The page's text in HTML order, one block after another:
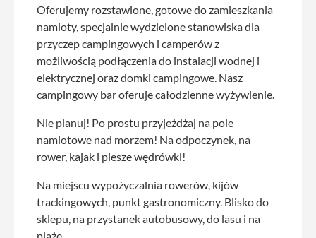
Oferujemy rozstawione, gotowe do zamieszkania
namioty, specjalnie wydzielone stanowiska dla
przyczep campingowych i camperów z
możliwością podłączenia do instalacji wodnej i
elektrycznej oraz domki campingowe. Nasz
campingowy bar oferuje całodzienne wyżywienie.
Nie planuj! Po prostu przyjeżdżaj na pole
namiotowe nad morzem! Na odpoczynek, na
rower, kajak i piesze wędrówki!
Na miejscu wypożyczalnia rowerów, kijów
trackingowych, punkt gastronomiczny. Blisko do
sklepu, na przystanek autobusowy, do lasu i na